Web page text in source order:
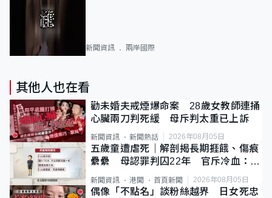
新聞資訊 兩岸國際
其他人也在看
勸未婚夫戒煙爆命案 28歲女教師連捅
心臟兩刀判死緩 母斥判太重已上訴
新聞資訊 新聞熱話 2026年08月05日
五歲童遭虐死｜解剖揭長期捱餓、傷痕
纍纍 母認罪判囚22年 官斥冷血：同
類案最惡劣
新聞資訊 港聞 首頁新聞 2026年08月05日
偶像「不點名」談粉絲越界 日女死忠